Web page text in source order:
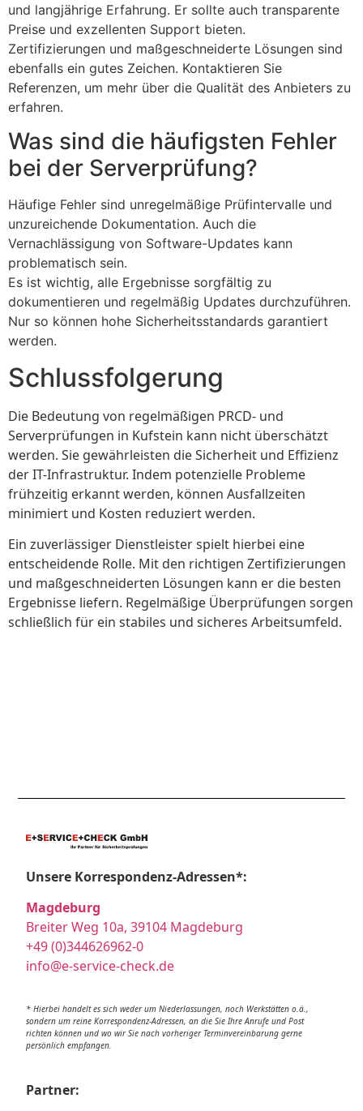
und langjährige Erfahrung. Er sollte auch transparente
Preise und exzellenten Support bieten.
Zertifizierungen und maßgeschneiderte Lösungen sind
ebenfalls ein gutes Zeichen. Kontaktieren Sie
Referenzen, um mehr über die Qualität des Anbieters zu
erfahren.
Was sind die häufigsten Fehler
bei der Serverprüfung?
Häufige Fehler sind unregelmäßige Prüfintervalle und
unzureichende Dokumentation. Auch die
Vernachlässigung von Software-Updates kann
problematisch sein.
Es ist wichtig, alle Ergebnisse sorgfältig zu
dokumentieren und regelmäßig Updates durchzuführen.
Nur so können hohe Sicherheitsstandards garantiert
werden.
Schlussfolgerung
Die Bedeutung von regelmäßigen PRCD- und
Serverprüfungen in Kufstein kann nicht überschätzt
werden. Sie gewährleisten die Sicherheit und Effizienz
der IT-Infrastruktur. Indem potenzielle Probleme
frühzeitig erkannt werden, können Ausfallzeiten
minimiert und Kosten reduziert werden.
Ein zuverlässiger Dienstleister spielt hierbei eine
entscheidende Rolle. Mit den richtigen Zertifizierungen
und maßgeschneiderten Lösungen kann er die besten
Ergebnisse liefern. Regelmäßige Überprüfungen sorgen
schließlich für ein stabiles und sicheres Arbeitsumfeld.
Unsere Korrespondenz-Adressen*:
Magdeburg
Breiter Weg 10a, 39104 Magdeburg
+49 (0)344626962-0
info@e-service-check.de
* Hierbei handelt es sich weder um Niederlassungen, noch Werkstätten o.ä.,
sondern um reine Korrespondenz-Adressen, an die Sie Ihre Anrufe und Post
richten können und wo wir Sie nach vorheriger Terminvereinbarung gerne
persönlich empfangen.
Partner: